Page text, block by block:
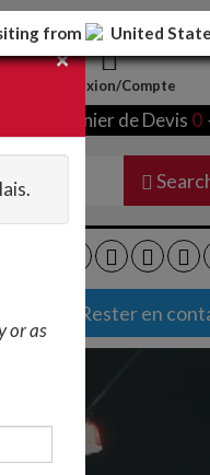
Connexion/Compte
Panier de Devis 0
Rester en
from United
×
or as